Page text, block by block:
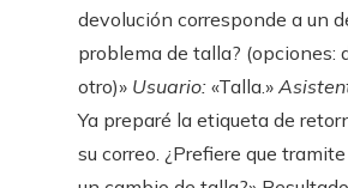
devolución corresponde a un
problema de talla? (opciones:
otro)» Usuario: «Talla.»
Ya preparé la etiqueta de
su correo. ¿Prefiere que